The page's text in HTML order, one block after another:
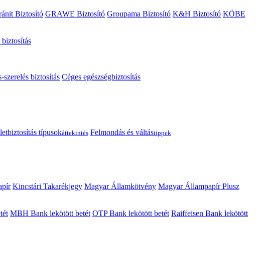
Biztosító GRAWE Biztosító Groupama Biztosító K&H Biztosító KÖBE
szerelés biztosítás Céges egészségbiztosítás
típusokáttekintés Felmondás és váltástippek
Kincstári Takarékjegy Magyar Államkötvény Magyar Állampapír Plusz
MBH Bank lekötött betét OTP Bank lekötött betét Raiffeisen Bank lekötött